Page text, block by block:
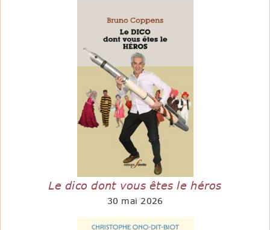
Le dico dont vous êtes le héros
30 mai 2026